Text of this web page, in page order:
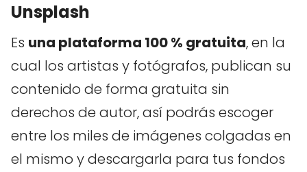
Unsplash
Es una plataforma 100 % gratuita, en la
cual los artistas y fotógrafos, publican su
contenido de forma gratuita sin
derechos de autor, así podrás escoger
entre los miles de imágenes colgadas en
el mismo y descargarla para tus fondos